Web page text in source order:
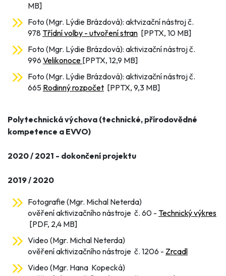
MB]
Foto (Mgr. Lýdie Brázdová): aktvizační nástroj č.
978Třídní volby - utvoření stran [PPTX, 10 MB]
Foto (Mgr. Lýdie Brázdová): aktivizační nástroj č.
996 Velikonoce [PPTX, 12,9 MB]
Foto (Mgr. Lýdie Brázdová): aktivizační nástroj č.
665 Rodinný rozpočet [PPTX, 9,3 MB]
Polytechnická výchova (technické, přírodovědné
kompetence a EVVO)
2020 / 2021 - dokončení projektu
2019 / 2020
Fotografie (Mgr. Michal Neterda)
ověření aktivizačního nástroje č. 60 - Technický výkres
[PDF, 2,4 MB]
Video (Mgr. Michal Neterda)
ověření aktivizačního nástroje č. 1206 - Zrcadl
Video (Mgr. Hana Kopecká)